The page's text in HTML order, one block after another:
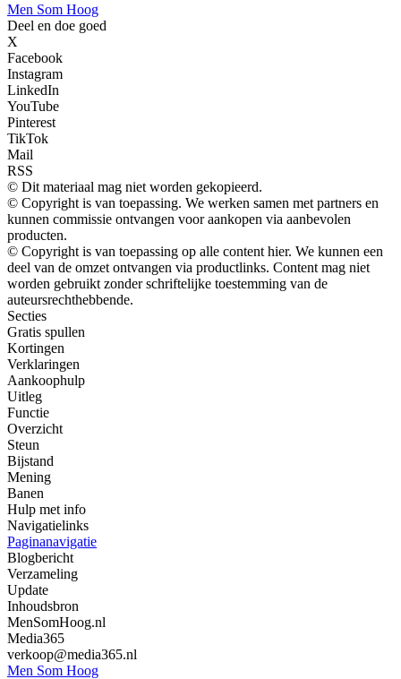
Men Som Hoog
Deel en doe goed
X
Facebook
Instagram
LinkedIn
YouTube
Pinterest
TikTok
Mail
RSS
© Dit materiaal mag niet worden gekopieerd.
© Copyright is van toepassing. We werken samen met partners en
kunnen commissie ontvangen voor aankopen via aanbevolen
producten.
© Copyright is van toepassing op alle content hier. We kunnen een
deel van de omzet ontvangen via productlinks. Content mag niet
worden gebruikt zonder schriftelijke toestemming van de
auteursrechthebbende.
Secties
Gratis spullen
Kortingen
Verklaringen
Aankoophulp
Uitleg
Functie
Overzicht
Steun
Bijstand
Mening
Banen
Hulp met info
Navigatielinks
Paginanavigatie
Blogbericht
Verzameling
Update
Inhoudsbron
MenSomHoog.nl
Media365
verkoop@media365.nl
Men Som Hoog